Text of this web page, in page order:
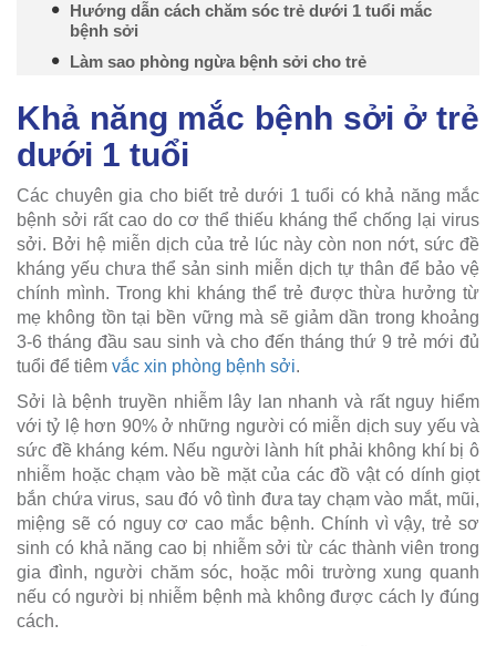
Hướng dẫn cách chăm sóc trẻ dưới 1 tuổi mắc
bệnh sởi
Làm sao phòng ngừa bệnh sởi cho trẻ
Khả năng mắc bệnh sởi ở trẻ
dưới 1 tuổi
Các chuyên gia cho biết trẻ dưới 1 tuổi có khả năng mắc
bệnh sởi rất cao do cơ thể thiếu kháng thể chống lại virus
sởi. Bởi hệ miễn dịch của trẻ lúc này còn non nớt, sức đề
kháng yếu chưa thể sản sinh miễn dịch tự thân để bảo vệ
chính mình. Trong khi kháng thể trẻ được thừa hưởng từ
mẹ không tồn tại bền vững mà sẽ giảm dần trong khoảng
3-6 tháng đầu sau sinh và cho đến tháng thứ 9 trẻ mới đủ
tuổi để tiêm vắc xin phòng bệnh sởi.
Sởi là bệnh truyền nhiễm lây lan nhanh và rất nguy hiểm
với tỷ lệ hơn 90% ở những người có miễn dịch suy yếu và
sức đề kháng kém. Nếu người lành hít phải không khí bị ô
nhiễm hoặc chạm vào bề mặt của các đồ vật có dính giọt
bắn chứa virus, sau đó vô tình đưa tay chạm vào mắt, mũi,
miệng sẽ có nguy cơ cao mắc bệnh. Chính vì vậy, trẻ sơ
sinh có khả năng cao bị nhiễm sởi từ các thành viên trong
gia đình, người chăm sóc, hoặc môi trường xung quanh
nếu có người bị nhiễm bệnh mà không được cách ly đúng
cách.